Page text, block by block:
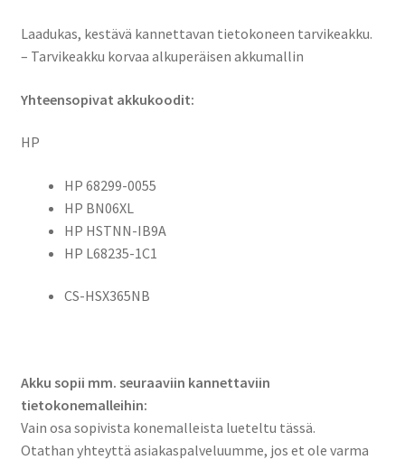
EB0053TX,
HP
X360
EB0083NR
11,55V
6300mAh
73Wh
Laadukas, kestävä kannettavan tietokoneen tarvikeakku.
– Tarvikeakku korvaa alkuperäisen akkumallin
Yhteensopivat akkukoodit:
HP
HP 68299-0055
HP BN06XL
HP HSTNN-IB9A
HP L68235-1C1
CS-HSX365NB
Akku sopii mm. seuraaviin kannettaviin
tietokonemalleihin:
Vain osa sopivista konemalleista lueteltu tässä.
Otathan yhteyttä asiakaspalveluumme, jos et ole varma